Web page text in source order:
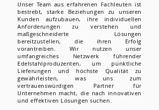
Unser Team aus erfahrenen Fachleuten ist
bestrebt, starke Beziehungen zu unseren
Kunden aufzubauen, ihre individuellen
Anforderungen zu verstehen und
maßgeschneiderte Lösungen
bereitzustellen, die ihren Erfolg
vorantreiben. Wir nutzen unser
umfangreiches Netzwerk führender
Edelstahlproduzenten, um pünktliche
Lieferungen und höchste Qualität zu
gewährleisten, was uns zum
vertrauenswürdigen Partner für
Unternehmen macht, die nach innovativen
und effektiven Lösungen suchen.